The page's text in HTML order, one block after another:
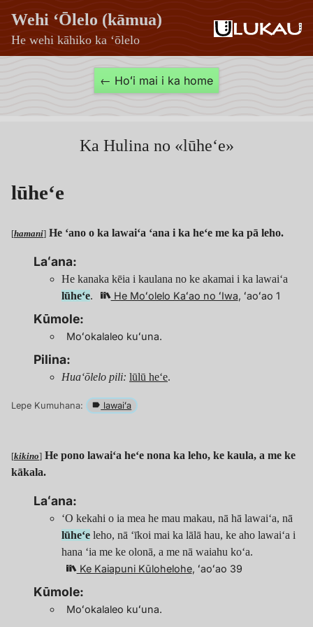
Wehi ʻŌlelo (kāmua)
He wehi kāhiko ka ʻōlelo
← Hoʻi mai i ka home
Ka Hulina no «lūheʻe»
lūheʻe
[hamani] He ʻano o ka lawaiʻa ʻana i ka heʻe me ka pā leho.
Laʻana:
He kanaka kēia i kaulana no ke akamai i ka lawaiʻa
lūheʻe. He Moʻolelo Kaʻao no ʻIwa, ʻaoʻao 1
Kūmole:
Moʻokalaleo kuʻuna.
Pilina:
Huaʻōlelo pili: lūlū heʻe.
Lepe Kumuhana: lawaiʻa
[kikino] He pono lawaiʻa heʻe nona ka leho, ke kaula, a me ke
kākala.
Laʻana:
ʻO kekahi o ia mea he mau makau, nā hā lawaiʻa, nā
lūheʻe leho, nā ʻīkoi mai ka lālā hau, ke aho lawaiʻa i
hana ʻia me ke olonā, a me nā waiahu koʻa.
Ke Kaiapuni Kūlohelohe, ʻaoʻao 39
Kūmole:
Moʻokalaleo kuʻuna.